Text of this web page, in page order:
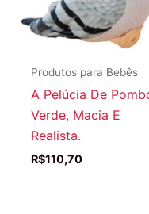
Produtos para Bebês
A Pelúcia De
Verde, Macia E
Realista.
R$110,70